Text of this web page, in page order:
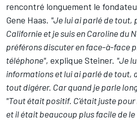
rencontré longuement le
Gene Haas. "Je lui ai parlé de tout,
Californie et je suis en Caroline du
préférons discuter en face-à-face
téléphone", explique Steiner. "Je
informations et lui ai parlé de tout,
tout digérer. Car quand je parle
"Tout était positif. C'était juste
et il était beaucoup plus facile de